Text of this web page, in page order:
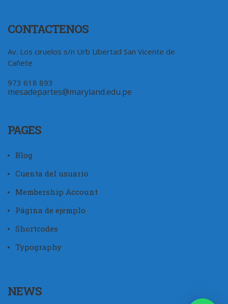
CONTACTENOS
Av. Los ciruelos s/n Urb Libertad San Vicente de
Cañete
973 618 893
mesadepartes@maryland.edu.pe
PAGES
Blog
Cuenta del usuario
Membership Account
Página de ejemplo
Shortcodes
Typography
NEWS